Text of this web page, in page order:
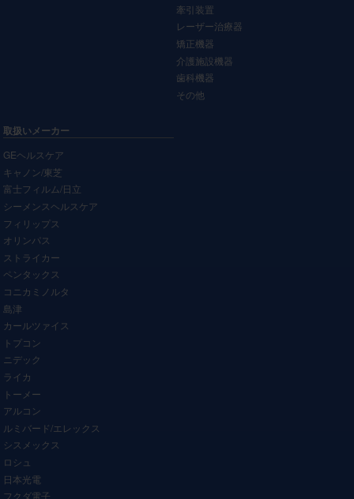
牽引装置
レーザー治療器
矯正機器
介護施設機器
歯科機器
その他
取扱いメーカー
GEヘルスケア
キャノン/東芝
富士フィルム/日立
シーメンスヘルスケア
フィリップス
オリンパス
ストライカー
ペンタックス
コニカミノルタ
島津
カールツァイス
トプコン
ニデック
ライカ
トーメー
アルコン
ルミバード/エレックス
シスメックス
ロシュ
日本光電
フクダ電子